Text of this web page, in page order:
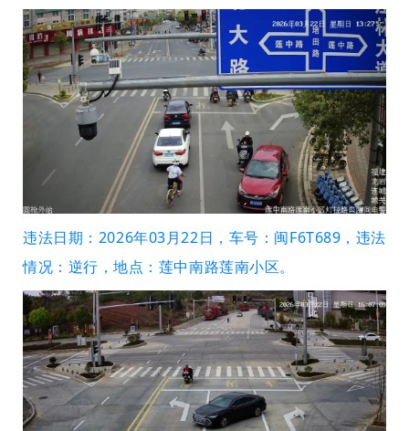
违法日期：2026年03月22日，车号：闽F6T689，违法
情况：逆行，地点：莲中南路莲南小区。